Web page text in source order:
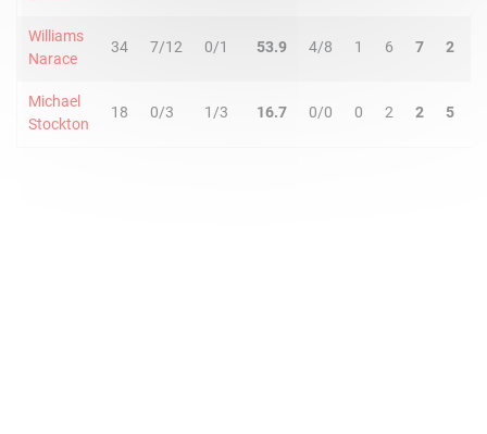
Williams
Narace
34 7/12 0/1 53.9 4/8 1 6 7 2
Michael
Stockton
18 0/3 1/3 16.7 0/0 0 2 2 5